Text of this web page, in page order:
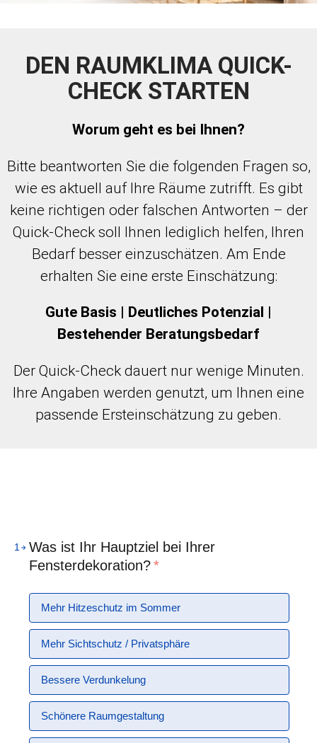
DEN RAUMKLIMA QUICK-
CHECK STARTEN
Worum geht es bei Ihnen?
Bitte beantworten Sie die folgenden Fragen so,
wie es aktuell auf Ihre Räume zutrifft. Es gibt
keine richtigen oder falschen Antworten – der
Quick-Check soll Ihnen lediglich helfen, Ihren
Bedarf besser einzuschätzen. Am Ende
erhalten Sie eine erste Einschätzung:
Gute Basis | Deutliches Potenzial |
Bestehender Beratungsbedarf
Der Quick-Check dauert nur wenige Minuten.
Ihre Angaben werden genutzt, um Ihnen eine
passende Ersteinschätzung zu geben.